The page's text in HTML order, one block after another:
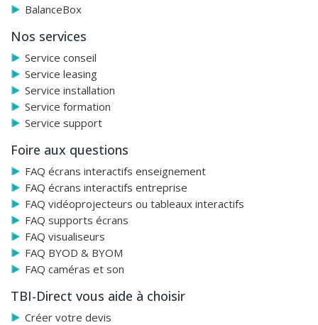
BalanceBox
Nos services
Service conseil
Service leasing
Service installation
Service formation
Service support
Foire aux questions
FAQ écrans interactifs enseignement
FAQ écrans interactifs entreprise
FAQ vidéoprojecteurs ou tableaux interactifs
FAQ supports écrans
FAQ visualiseurs
FAQ BYOD & BYOM
FAQ caméras et son
TBI-Direct vous aide à choisir
Créer votre devis